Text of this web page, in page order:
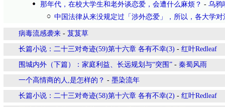
那年代，在校大学生和老外谈恋爱，会遭什么麻烦？ - 乌鸦
中国法律从来没规定过「涉外恋爱」，所以，各大学
病毒流感袭来 - 芨芨草
长篇小说：二十三对奇迹(59)第十六章 各有不幸(3) - 红叶Redleaf
围城内外（下篇）：家庭利益、长远规划与“突围” - 秦蜀风雨
一个高情商的人,是怎样的？ - 墨染流年
长篇小说：二十三对奇迹(58)第十六章 各有不幸(2) - 红叶Redleaf